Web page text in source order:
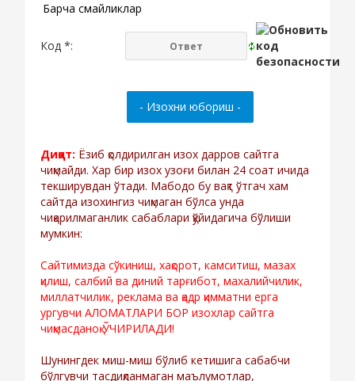
Барча смайликлар
Код *:
Диққат: Ёзиб қолдирилган изох дарров сайтга
чиқмайди. Хар бир изох узоғи билан 24 соат ичида
текширувдан ўтади. Мабодо бу вақт ўтгач хам
сайтда изохингиз чиқмаган бўлса унда
чиқарилмаганлик сабаблари қўйидагича бўлиши
мумкин:
Сайтимизда сўкиниш, хақорот, камситиш, мазах
қилиш, салбий ва диний тарғибот, махалийчилик,
миллатчилик, реклама ва қадр қимматни ерга
ургувчи АЛОМАТЛАРИ БОР изохлар сайтга
чиқмасданоқ ЎЧИРИЛАДИ!
Шунингдек миш-миш бўлиб кетишига сабабчи
бўлгувчи тасдиқланмаган маълумотлар,